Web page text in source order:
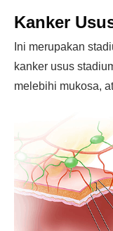
Kanker
Ini merupakan
kanker usus
melebihi mukosa,